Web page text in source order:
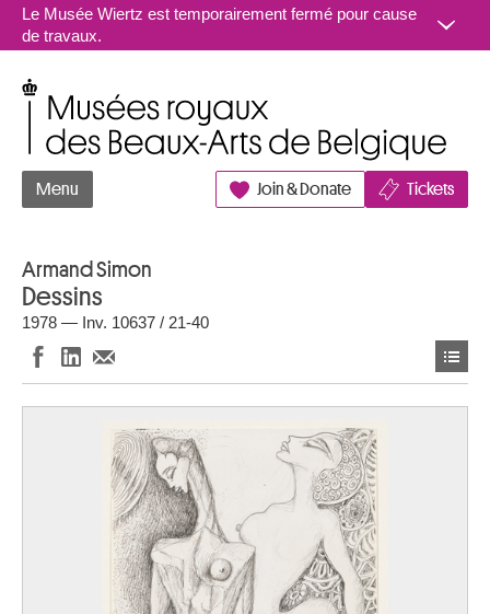
Aller au contenu
Le Musée Wiertz est temporairement fermé pour cause
de travaux.
Menu Join & Donate Tickets
Armand Simon
Dessins
1978 — Inv. 10637 / 21-40